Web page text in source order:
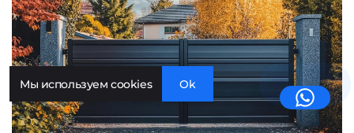
Мы используем cookies Ok